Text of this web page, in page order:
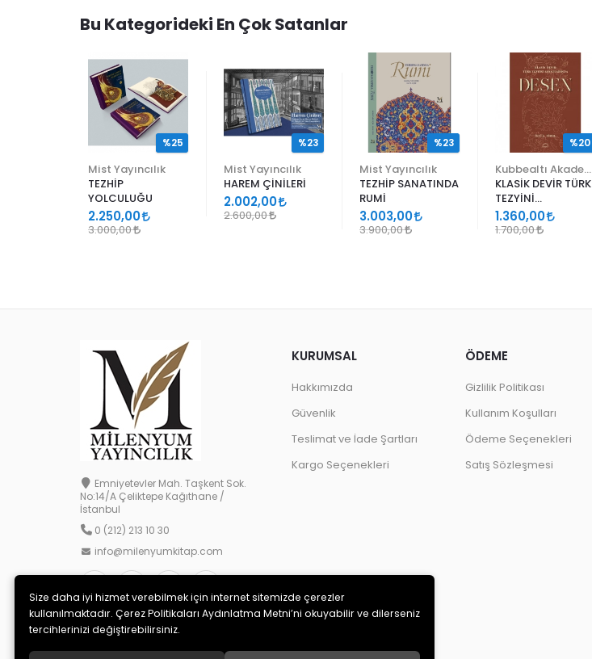
Bu Kategorideki En Çok Satanlar
Mist Yayıncılık
TEZHİP
YOLCULUĞU
2.250,00
3.000,00
%25
Mist Yayıncılık
HAREM ÇİNİLERİ
2.002,00
2.600,00
%23
Mist Yayıncılık
TEZHİP SANATINDA
RUMİ
3.003,00
3.900,00
%23
KLASİK DEVİR TÜRK
TEZYİNİ
SANATLARINDA
DESEN
1.360,00
1.700,00
%20
Emniyetevler Mah. Taşkent Sok.
No:14/A Çeliktepe Kağıthane /
İstanbul
0 (212) 213 10 30
info@milenyumkitap.com
KURUMSAL
Hakkımızda
Güvenlik
Teslimat ve İade Şartları
Kargo Seçenekleri
ÖDEME
Gizlilik Politikası
Kullanım Koşulları
Ödeme Seçenekleri
Satış Sözleşmesi
Size daha iyi hizmet verebilmek için internet sitemizde çerezler
kullanılmaktadır. Çerez Politikaları Aydınlatma Metni’ni okuyabilir ve dilerseniz
tercihlerinizi değiştirebilirsiniz.